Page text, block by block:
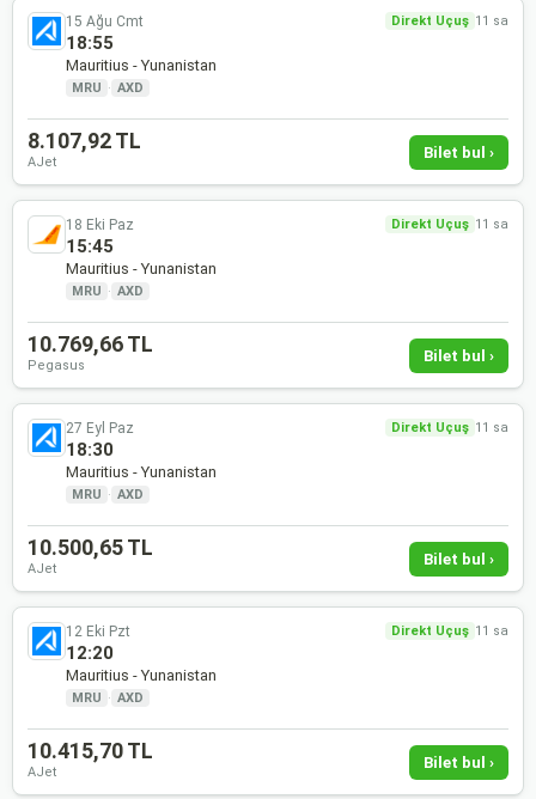
15 Ağu Cmt Direkt Uçuş 11 sa
18:55
Mauritius - Yunanistan
MRU · AXD
8.107,92 TL
AJet
Bilet bul ›
18 Eki Paz Direkt Uçuş 11 sa
15:45
Mauritius - Yunanistan
MRU · AXD
10.769,66 TL
Pegasus
Bilet bul ›
27 Eyl Paz Direkt Uçuş 11 sa
18:30
Mauritius - Yunanistan
MRU · AXD
10.500,65 TL
AJet
Bilet bul ›
12 Eki Pzt Direkt Uçuş 11 sa
12:20
Mauritius - Yunanistan
MRU · AXD
10.415,70 TL
AJet
Bilet bul ›